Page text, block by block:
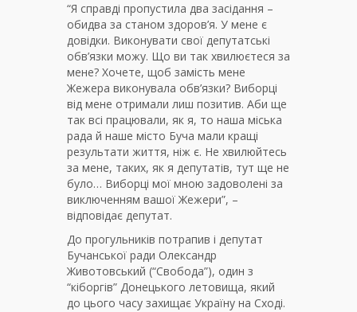
“Я справді пропустила два засідання –
обидва за станом здоров’я. У мене є
довідки. Виконувати свої депутатські
обв’язки можу. Що ви так хвилюєтеся за
мене? Хочете, щоб замість мене
Жежера виконувала обв’язки? Виборці
від мене отримали лиш позитив. Аби ще
так всі працювали, як я, то наша міська
рада й наше місто Буча мали кращі
результати життя, ніж є. Не хвилюйтесь
за мене, таких, як я депутатів, тут ще не
було… Виборці мої мною задоволені за
виключенням вашої Жежери”, –
відповідає депутат.
До прогульників потрапив і депутат
Бучанської ради Олександр
Животовський (“Свобода”), один з
“кіборгів” Донецького летовища, який
до цього часу захищає Україну на Сході.